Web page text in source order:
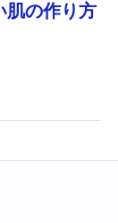
肌の作り方